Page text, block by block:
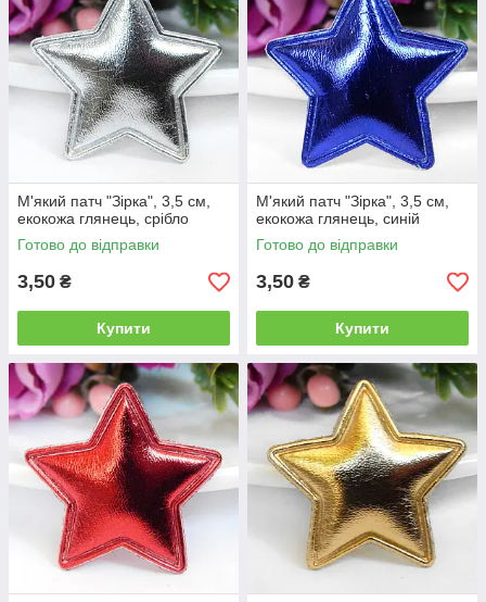
М'який патч "Зірка", 3,5 см,
екокожа глянець, срібло
Готово до відправки
3,50 ₴
Купити
М'який патч "Зірка", 3,5 см,
екокожа глянець, синій
Готово до відправки
3,50 ₴
Купити